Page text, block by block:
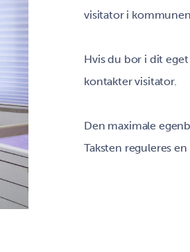
visitator i
Hvis du bor i dit
kontakter visitator.
Den maximale
Taksten reguleres